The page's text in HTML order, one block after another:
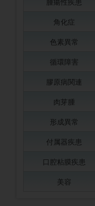
角化症
色素異常
循環障害
膠原病関連
肉芽腫
形成異常
付属器疾患
口腔粘膜疾患
美容